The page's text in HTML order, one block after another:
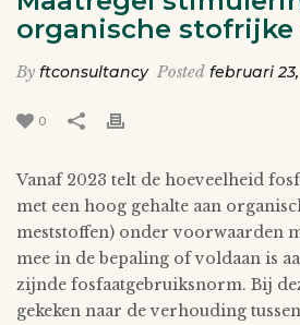
organische
By ftconsultancy Posted februari
0
Vanaf 2023 telt de hoeveelheid
met een hoog gehalte aan
meststoffen) onder voorwaarden
mee in de bepaling of voldaan is
zijnde fosfaatgebruiksnorm. Bij
gekeken naar de verhouding